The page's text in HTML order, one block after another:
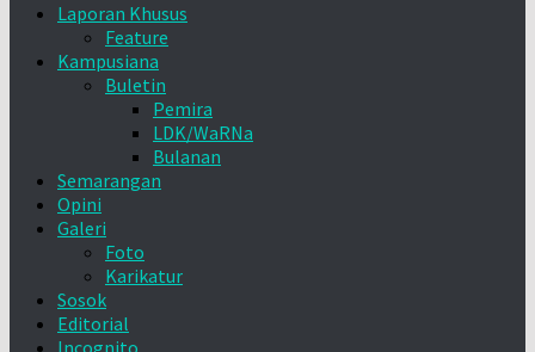
Laporan Khusus
Feature
Kampusiana
Buletin
Pemira
LDK/WaRNa
Bulanan
Semarangan
Opini
Galeri
Foto
Karikatur
Sosok
Editorial
Incognito